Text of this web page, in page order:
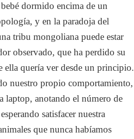
dormido encima de un
y en la paradoja del
tribu mongoliana puede estar
observado, que ha perdido su
quería ver desde un principio.
nuestro propio comportamiento,
laptop, anotando el número de
satisfacer nuestra
que nunca habíamos